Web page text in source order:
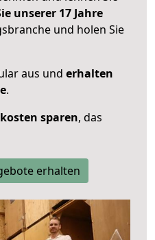
unserer 17 Jahre
und holen Sie
aus und erhalten
.
sparen, das
erhalten